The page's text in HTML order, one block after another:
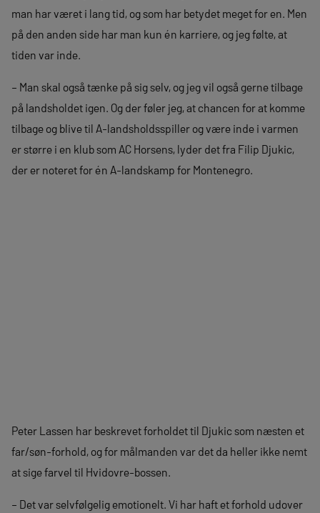
man har været i lang tid, og som har betydet meget for en. Men
på den anden side har man kun én karriere, og jeg følte, at
tiden var inde.
– Man skal også tænke på sig selv, og jeg vil også gerne tilbage
på landsholdet igen. Og der føler jeg, at chancen for at komme
tilbage og blive til A-landsholdsspiller og være inde i varmen
er større i en klub som AC Horsens, lyder det fra Filip Djukic,
der er noteret for én A-landskamp for Montenegro.
Peter Lassen har beskrevet forholdet til Djukic som næsten et
far/søn-forhold, og for målmanden var det da heller ikke nemt
at sige farvel til Hvidovre-bossen.
– Det var selvfølgelig emotionelt. Vi har haft et forhold udover